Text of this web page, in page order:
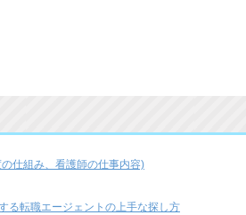
仕組み、看護師の仕事内容)
る転職エージェントの上手な探し方